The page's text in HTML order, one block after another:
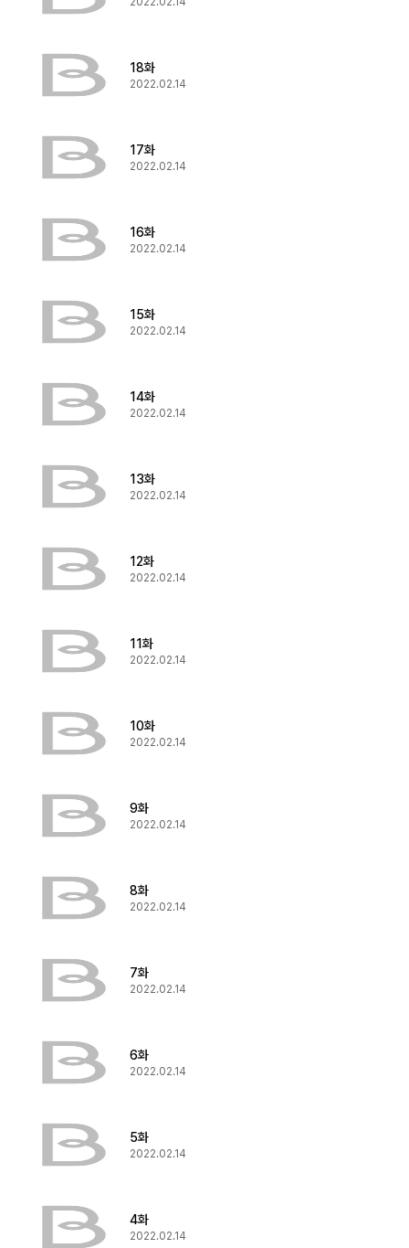
18화
2022.02.14
17화
2022.02.14
16화
2022.02.14
15화
2022.02.14
14화
2022.02.14
13화
2022.02.14
12화
2022.02.14
11화
2022.02.14
10화
2022.02.14
9화
2022.02.14
8화
2022.02.14
7화
2022.02.14
6화
2022.02.14
5화
2022.02.14
4화
2022.02.14